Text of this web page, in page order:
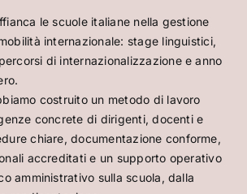
le scuole italiane nella gestione
internazionale: stage linguistici,
di internazionalizzazione e anno
costruito un metodo di lavoro
concrete di dirigenti, docenti e
chiare, documentazione conforme,
accreditati e un supporto operativo
amministrativo sulla scuola, dalla